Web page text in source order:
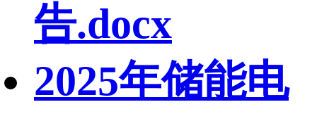
告.docx
2025年储能电